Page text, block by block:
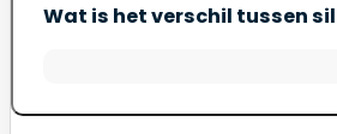
Wat is het verschil tussen